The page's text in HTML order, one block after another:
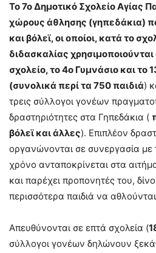
Το 7ο Δημοτικό Σχολείο Αγίας
χώρους άθλησης (γηπεδάκια)
και βόλεϊ, οι οποίοι, κατά το
διδασκαλίας
σχολείο, το 4ο Γυμνάσιο και το
(συνολικά περί τα 750 παιδιά)
τρεις σύλλογοι γονέων
δραστηριότητες στα Γηπεδάκια (
βόλεϊ και άλλες). Επιπλέον
οργανώνονται σε συνεργασία με
χρόνο ανταποκρίνεται στα
και παρέχει προπονητές του,
περισσότερα παιδιά να
Απευθύνονται σε επτά σχολεία (
σύλλογοι γονέων δηλώνουν